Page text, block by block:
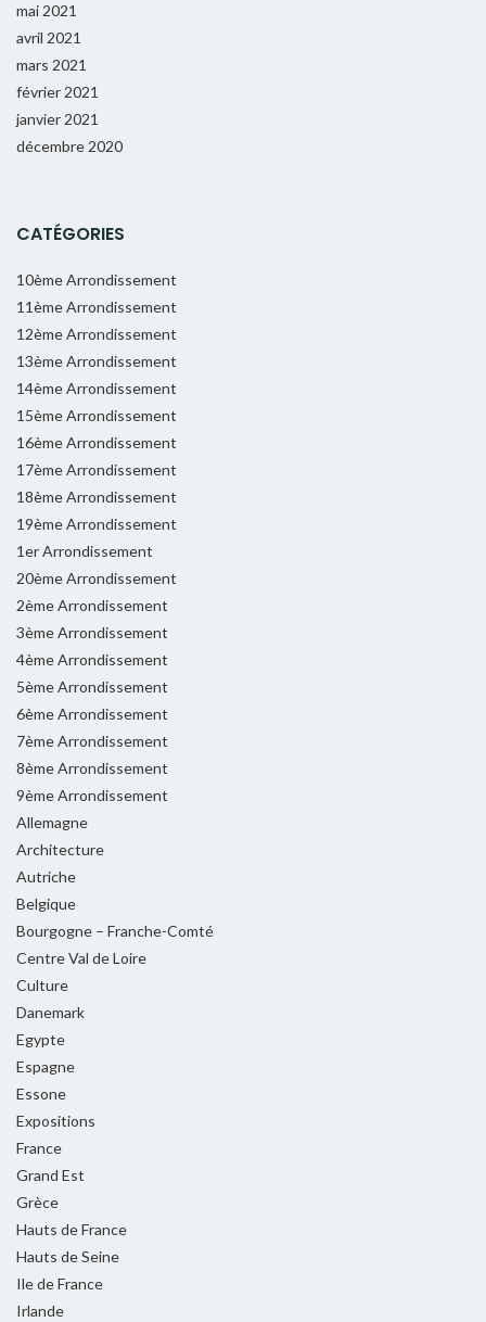
mai 2021
avril 2021
mars 2021
février 2021
janvier 2021
décembre 2020
CATÉGORIES
10ème Arrondissement
11ème Arrondissement
12ème Arrondissement
13ème Arrondissement
14ème Arrondissement
15ème Arrondissement
16ème Arrondissement
17ème Arrondissement
18ème Arrondissement
19ème Arrondissement
1er Arrondissement
20ème Arrondissement
2ème Arrondissement
3ème Arrondissement
4ème Arrondissement
5ème Arrondissement
6ème Arrondissement
7ème Arrondissement
8ème Arrondissement
9ème Arrondissement
Allemagne
Architecture
Autriche
Belgique
Bourgogne – Franche-Comté
Centre Val de Loire
Culture
Danemark
Egypte
Espagne
Essone
Expositions
France
Grand Est
Grèce
Hauts de France
Hauts de Seine
Ile de France
Irlande